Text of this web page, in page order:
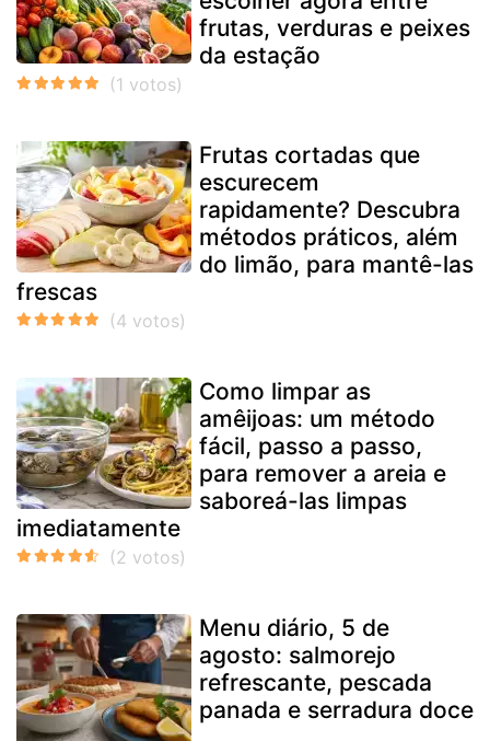
frutas, verduras e peixes
da estação
Frutas cortadas que
escurecem
rapidamente? Descubra
métodos práticos, além
do limão, para mantê-las
frescas
Como limpar as
amêijoas: um método
fácil, passo a passo,
para remover a areia e
saboreá-las limpas
imediatamente
Menu diário, 5 de
agosto: salmorejo
refrescante, pescada
panada e serradura doce